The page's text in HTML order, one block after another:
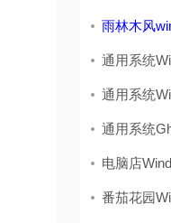
雨林木风
通用系统
通用系统
通用系统
电脑店
番茄花园